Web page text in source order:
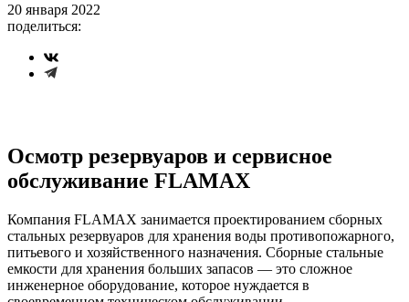
20 января 2022
поделиться:
Осмотр резервуаров и сервисное
обслуживание FLAMAX
Компания FLAMAX занимается проектированием сборных
стальных резервуаров для хранения воды противопожарного,
питьевого и хозяйственного назначения. Сборные стальные
емкости для хранения больших запасов — это сложное
инженерное оборудование, которое нуждается в